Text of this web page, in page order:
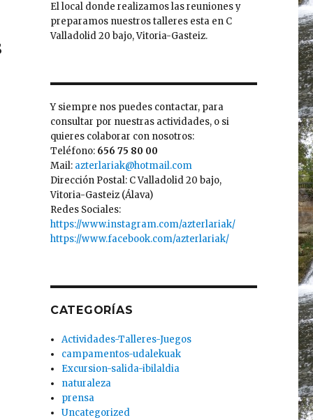
El local donde realizamos las reuniones y
preparamos nuestros talleres esta en C
Valladolid 20 bajo, Vitoria-Gasteiz.
Y siempre nos puedes contactar, para
consultar por nuestras actividades, o si
quieres colaborar con nosotros:
Teléfono: 656 75 80 00
Mail: azterlariak@hotmail.com
Dirección Postal: C Valladolid 20 bajo,
Vitoria-Gasteiz (Álava)
Redes Sociales:
https://www.instagram.com/azterlariak/
https://www.facebook.com/azterlariak/
CATEGORÍAS
Actividades-Talleres-Juegos
campamentos-udalekuak
Excursion-salida-ibilaldia
naturaleza
prensa
Uncategorized